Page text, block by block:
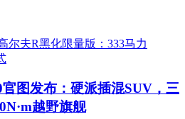
图发布：硬派插混SUV，三
越野旗舰